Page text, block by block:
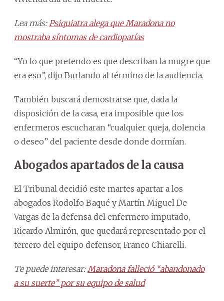
Lea más: Psiquiatra alega que Maradona no
mostraba síntomas de cardiopatías
“Yo lo que pretendo es que describan la mugre que
era eso”, dijo Burlando al término de la audiencia.
También buscará demostrarse que, dada la
disposición de la casa, era imposible que los
enfermeros escucharan “cualquier queja, dolencia
o deseo” del paciente desde donde dormían.
Abogados apartados de la causa
El Tribunal decidió este martes apartar a los
abogados Rodolfo Baqué y Martín Miguel De
Vargas de la defensa del enfermero imputado,
Ricardo Almirón, que quedará representado por el
tercero del equipo defensor, Franco Chiarelli.
Te puede interesar: Maradona falleció “abandonado
a su suerte” por su equipo de salud